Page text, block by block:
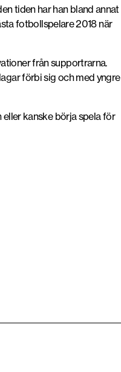
tiden har han bland annat
fotbollspelare 2018 när
från supportrarna.
förbi sig och med yngre
eller kanske börja spela för